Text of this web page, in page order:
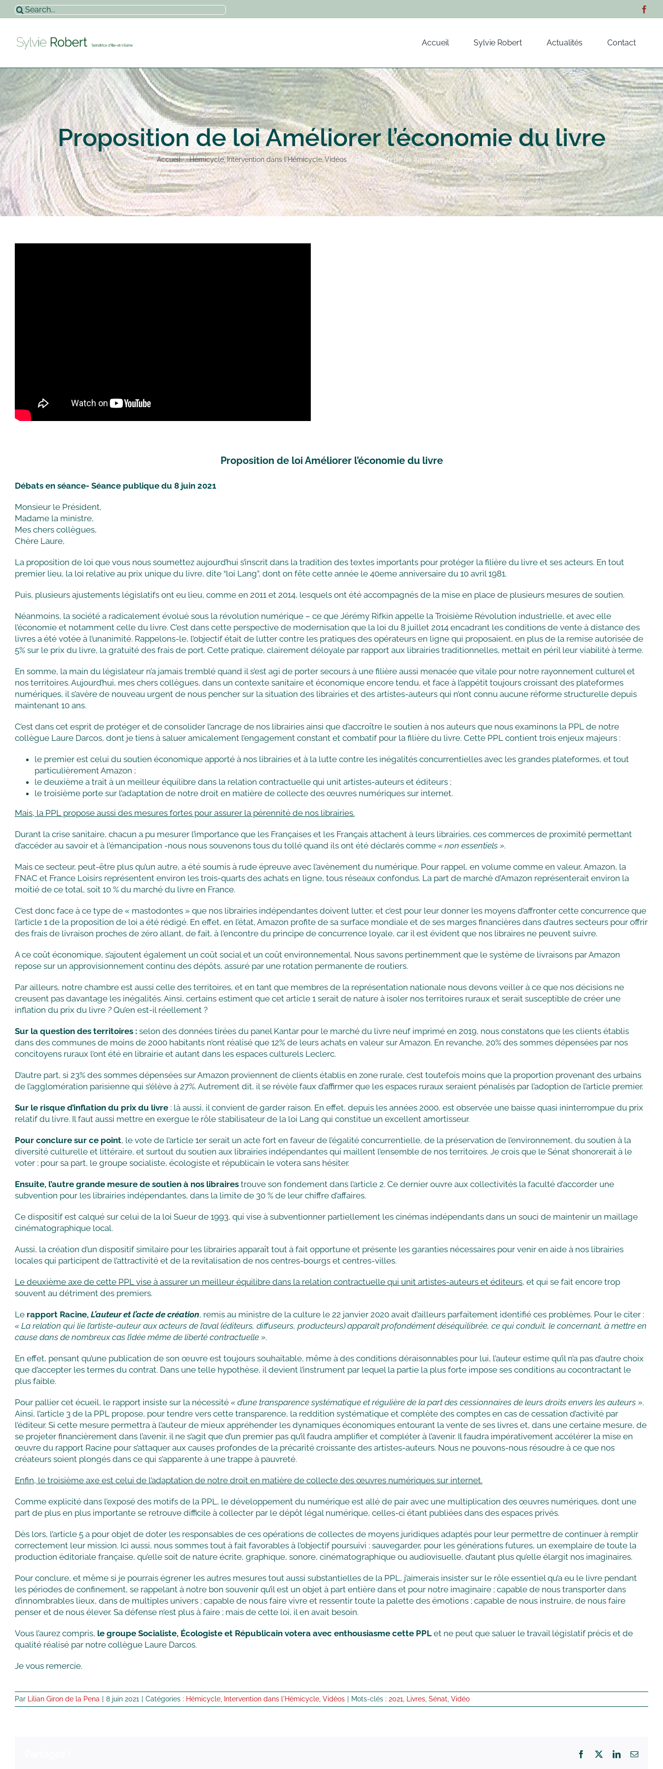
Passer
au
Rechercher:
Accueil Sylvie Robert Actualités Contact
Proposition de loi Améliorer l’économie du livre
Accueil Hémicycle Intervention dans l'Hémicycle Vidéos Proposition de loi Améliorer l’économie du livre
Proposition de loi Améliorer l’économie du livre
Débats en séance- Séance publique du 8 juin 2021
Monsieur le Président,
Madame la ministre,
Mes chers collègues,
Chère Laure,
La proposition de loi que vous nous soumettez aujourd’hui s’inscrit dans la tradition des textes importants pour protéger la filière du livre et ses acteurs. En tout
premier lieu, la loi relative au prix unique du livre, dite “loi Lang”, dont on fête cette année le 40eme anniversaire du 10 avril 1981.
Puis, plusieurs ajustements législatifs ont eu lieu, comme en 2011 et 2014, lesquels ont été accompagnés de la mise en place de plusieurs mesures de soutien.
Néanmoins, la société a radicalement évolué sous la révolution numérique – ce que Jérémy Rifkin appelle la Troisième Révolution industrielle, et avec elle
l’économie et notamment celle du livre. C’est dans cette perspective de modernisation que la loi du 8 juillet 2014 encadrant les conditions de vente à distance des
livres a été votée à l’unanimité. Rappelons-le, l’objectif était de lutter contre les pratiques des opérateurs en ligne qui proposaient, en plus de la remise autorisée de
5% sur le prix du livre, la gratuité des frais de port. Cette pratique, clairement déloyale par rapport aux librairies traditionnelles, mettait en péril leur viabilité à terme.
En somme, la main du législateur n’a jamais tremblé quand il s’est agi de porter secours à une filière aussi menacée que vitale pour notre rayonnement culturel et
nos territoires. Aujourd’hui, mes chers collègues, dans un contexte sanitaire et économique encore tendu, et face à l’appétit toujours croissant des plateformes
numériques, il s’avère de nouveau urgent de nous pencher sur la situation des librairies et des artistes-auteurs qui n’ont connu aucune réforme structurelle depuis
maintenant 10 ans.
C’est dans cet esprit de protéger et de consolider l’ancrage de nos librairies ainsi que d’accroître le soutien à nos auteurs que nous examinons la PPL de notre
collègue Laure Darcos, dont je tiens à saluer amicalement l’engagement constant et combatif pour la filière du livre. Cette PPL contient trois enjeux majeurs :
le premier est celui du soutien économique apporté à nos librairies et à la lutte contre les inégalités concurrentielles avec les grandes plateformes, et tout
particulièrement Amazon ;
le deuxième a trait à un meilleur équilibre dans la relation contractuelle qui unit artistes-auteurs et éditeurs ;
le troisième porte sur l’adaptation de notre droit en matière de collecte des œuvres numériques sur internet.
Mais, la PPL propose aussi des mesures fortes pour assurer la pérennité de nos librairies.
Durant la crise sanitaire, chacun a pu mesurer l’importance que les Françaises et les Français attachent à leurs librairies, ces commerces de proximité permettant
d’accéder au savoir et à l’émancipation -nous nous souvenons tous du tollé quand ils ont été déclarés comme « non essentiels ».
Mais ce secteur, peut-être plus qu’un autre, a été soumis à rude épreuve avec l’avènement du numérique. Pour rappel, en volume comme en valeur, Amazon, la
FNAC et France Loisirs représentent environ les trois-quarts des achats en ligne, tous réseaux confondus. La part de marché d’Amazon représenterait environ la
moitié de ce total, soit 10 % du marché du livre en France.
C’est donc face à ce type de « mastodontes » que nos librairies indépendantes doivent lutter, et c’est pour leur donner les moyens d’affronter cette concurrence que
l’article 1 de la proposition de loi a été rédigé. En effet, en l’état, Amazon profite de sa surface mondiale et de ses marges financières dans d’autres secteurs pour offrir
des frais de livraison proches de zéro allant, de fait, à l’encontre du principe de concurrence loyale, car il est évident que nos libraires ne peuvent suivre.
A ce coût économique, s’ajoutent également un coût social et un coût environnemental. Nous savons pertinemment que le système de livraisons par Amazon
repose sur un approvisionnement continu des dépôts, assuré par une rotation permanente de routiers.
Par ailleurs, notre chambre est aussi celle des territoires, et en tant que membres de la représentation nationale nous devons veiller à ce que nos décisions ne
creusent pas davantage les inégalités. Ainsi, certains estiment que cet article 1 serait de nature à isoler nos territoires ruraux et serait susceptible de créer une
inflation du prix du livre ? Qu’en est-il réellement ?
Sur la question des territoires : selon des données tirées du panel Kantar pour le marché du livre neuf imprimé en 2019, nous constatons que les clients établis
dans des communes de moins de 2000 habitants n’ont réalisé que 12% de leurs achats en valeur sur Amazon. En revanche, 20% des sommes dépensées par nos
concitoyens ruraux l’ont été en librairie et autant dans les espaces culturels Leclerc.
D’autre part, si 23% des sommes dépensées sur Amazon proviennent de clients établis en zone rurale, c’est toutefois moins que la proportion provenant des urbains
de l’agglomération parisienne qui s’élève à 27%. Autrement dit, il se révèle faux d’affirmer que les espaces ruraux seraient pénalisés par l’adoption de l’article premier.
Sur le risque d’inflation du prix du livre: là aussi, il convient de garder raison. En effet, depuis les années 2000, est observée une baisse quasi ininterrompue du prix
relatif du livre. Il faut aussi mettre en exergue le rôle stabilisateur de la loi Lang qui constitue un excellent amortisseur.
Pour conclure sur ce point, le vote de l’article 1er serait un acte fort en faveur de l’égalité concurrentielle, de la préservation de l’environnement, du soutien à la
diversité culturelle et littéraire, et surtout du soutien aux librairies indépendantes qui maillent l’ensemble de nos territoires. Je crois que le Sénat s’honorerait à le
voter ; pour sa part, le groupe socialiste, écologiste et républicain le votera sans hésiter.
Ensuite, l’autre grande mesure de soutien à nos librairestrouve son fondement dans l’article 2. Ce dernier ouvre aux collectivités la faculté d’accorder une
subvention pour les librairies indépendantes, dans la limite de 30 % de leur chiffre d’affaires.
Ce dispositif est calqué sur celui de la loi Sueur de 1993, qui vise à subventionner partiellement les cinémas indépendants dans un souci de maintenir un maillage
cinématographique local.
Aussi, la création d’un dispositif similaire pour les librairies apparaît tout à fait opportune et présente les garanties nécessaires pour venir en aide à nos librairies
locales qui participent de l’attractivité et de la revitalisation de nos centres-bourgs et centres-villes.
Le deuxième axe de cette PPL vise à assurer un meilleur équilibre dans la relation contractuelle qui unit artistes-auteurs et éditeurs, et qui se fait encore trop
souvent au détriment des premiers.
Le rapport Racine, L’auteur et l’acte de création, remis au ministre de la culture le 22 janvier 2020 avait d’ailleurs parfaitement identifié ces problèmes. Pour le citer :
« La relation qui lie l’artiste-auteur aux acteurs de l’aval (éditeurs, diffuseurs, producteurs) apparaît profondément déséquilibrée, ce qui conduit, le concernant, à mettre en
cause dans de nombreux cas l’idée même de liberté contractuelle ».
En effet, pensant qu’une publication de son œuvre est toujours souhaitable, même à des conditions déraisonnables pour lui, l’auteur estime qu’il n’a pas d’autre choix
que d’accepter les termes du contrat. Dans une telle hypothèse, il devient l’instrument par lequel la partie la plus forte impose ses conditions au cocontractant le
plus faible.
Pour pallier cet écueil, le rapport insiste sur la nécessité « d’une transparence systématique et régulière de la part des cessionnaires de leurs droits envers les auteurs ».
Ainsi, l’article 3 de la PPL propose, pour tendre vers cette transparence, la reddition systématique et complète des comptes en cas de cessation d’activité par
l’éditeur. Si cette mesure permettra à l’auteur de mieux appréhender les dynamiques économiques entourant la vente de ses livres et, dans une certaine mesure, de
se projeter financièrement dans l’avenir, il ne s’agit que d’un premier pas qu’il faudra amplifier et compléter à l’avenir. Il faudra impérativement accélérer la mise en
œuvre du rapport Racine pour s’attaquer aux causes profondes de la précarité croissante des artistes-auteurs. Nous ne pouvons-nous résoudre à ce que nos
créateurs soient plongés dans ce qui s’apparente à une trappe à pauvreté.
Enfin, le troisième axe est celui de l’adaptation de notre droit en matière de collecte des œuvres numériques sur internet.
Comme explicité dans l’exposé des motifs de la PPL, le développement du numérique est allé de pair avec une multiplication des œuvres numériques, dont une
part de plus en plus importante se retrouve difficile à collecter par le dépôt légal numérique, celles-ci étant publiées dans des espaces privés.
Dès lors, l’article 5 a pour objet de doter les responsables de ces opérations de collectes de moyens juridiques adaptés pour leur permettre de continuer à remplir
correctement leur mission. Ici aussi, nous sommes tout à fait favorables à l’objectif poursuivi : sauvegarder, pour les générations futures, un exemplaire de toute la
production éditoriale française, qu’elle soit de nature écrite, graphique, sonore, cinématographique ou audiovisuelle, d’autant plus qu’elle élargit nos imaginaires.
Pour conclure, et même si je pourrais égrener les autres mesures tout aussi substantielles de la PPL, j’aimerais insister sur le rôle essentiel qu’a eu le livre pendant
les périodes de confinement, se rappelant à notre bon souvenir qu’il est un objet à part entière dans et pour notre imaginaire ; capable de nous transporter dans
d’innombrables lieux, dans de multiples univers ; capable de nous faire vivre et ressentir toute la palette des émotions ; capable de nous instruire, de nous faire
penser et de nous élever. Sa défense n’est plus à faire ; mais de cette loi, il en avait besoin.
Vous l’aurez compris, le groupe Socialiste, Écologiste et Républicain votera avec enthousiasme cette PPLet ne peut que saluer le travail législatif précis et de
qualité réalisé par notre collègue Laure Darcos.
Je vous remercie.
Par Lilian Giron de la Pena 8 juin 2021 Catégories : Hémicycle Intervention dans l'Hémicycle Vidéos Mots-clés : 2021 Livres Sénat Vidéo
Facebook LinkedInEmail